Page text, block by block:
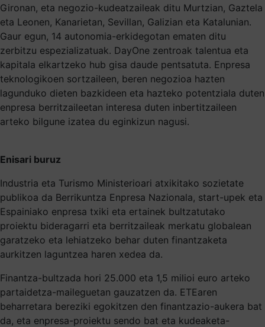
Gironan, eta negozio-kudeatzaileak ditu Murtzian, Gaztela
eta Leonen, Kanarietan, Sevillan, Galizian eta Katalunian.
Gaur egun, 14 autonomia-erkidegotan ematen ditu
zerbitzu espezializatuak. DayOne zentroak talentua eta
kapitala elkartzeko hub gisa daude pentsatuta. Enpresa
teknologikoen sortzaileen, beren negozioa hazten
lagunduko dieten bazkideen eta hazteko potentziala duten
enpresa berritzaileetan interesa duten inbertitzaileen
arteko bilgune izatea du eginkizun nagusi.
Enisari buruz
Industria eta Turismo Ministerioari atxikitako sozietate
publikoa da Berrikuntza Enpresa Nazionala, start-upek eta
Espainiako enpresa txiki eta ertainek bultzatutako
proiektu bideragarri eta berritzaileak merkatu globalean
garatzeko eta lehiatzeko behar duten finantzaketa
aurkitzen laguntzea haren xedea da.
Finantza-bultzada hori 25.000 eta 1,5 milioi euro arteko
partaidetza-maileguetan gauzatzen da. ETEaren
beharretara bereziki egokitzen den finantzazio-aukera bat
da, eta enpresa-proiektu sendo bat eta kudeaketa-